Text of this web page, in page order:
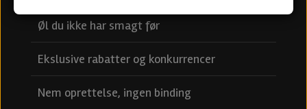
Øl du ikke har smagt før
Ekslusive rabatter og konkurrencer
Nem oprettelse, ingen binding